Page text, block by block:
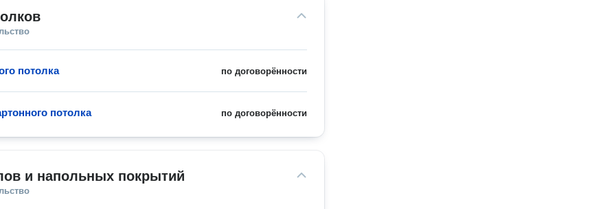
по договорённости
потолка
по договорённости
потолка
и напольных покрытий